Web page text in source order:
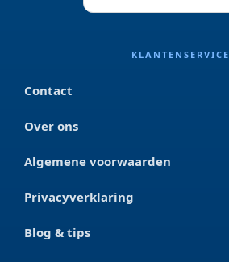
KLANTENSERVICE
Contact
Over ons
Algemene voorwaarden
Privacyverklaring
Blog & tips